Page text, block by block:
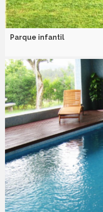
Parque infantil